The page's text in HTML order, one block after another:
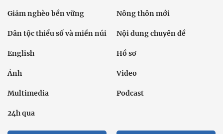
Giảm nghèo bền vững Nông thôn mới
Dân tộc thiểu số và miền núi Nội dung chuyên đề
English Hồ sơ
Ảnh Video
Multimedia Podcast
24h qua